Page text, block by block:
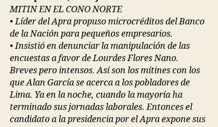
MITIN EN EL CONO NORTE
• Líder del Apra propuso microcréditos del Banco
de la Nación para pequeños empresarios.
• Insistió en denunciar la manipulación de las
encuestas a favor de Lourdes Flores Nano.
Breves pero intensos. Así son los mítines con los
que Alan García se acerca a los pobladores de
Lima. Ya en la noche, cuando la mayoría ha
terminado sus jornadas laborales. Entonces el
candidato a la presidencia por el Apra expone sus